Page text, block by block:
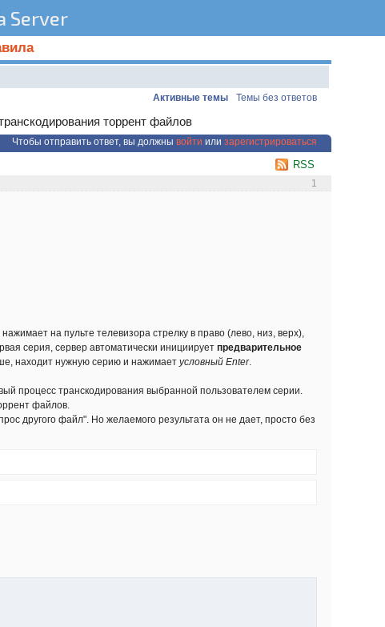
Server
Активные темы Темы без ответов
торрент файлов
Чтобы отправить ответ, вы должны войти или зарегистрироваться
RSS
1
на пульте телевизора стрелку в право (лево, низ, верх),
серия, сервер автоматически инициируетпредварительное
находит нужную серию и нажимаетусловный Enter.
процесс транскодирования выбранной пользователем серии.
файлов.
другого файл". Но желаемого результата он не дает, просто без